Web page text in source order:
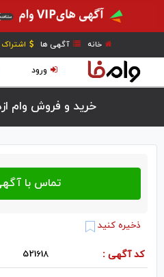
خانه آگهی ها اشتراک
ورود
خرید و فروش وام
ذخیره کنید
کد آگهی : 521618